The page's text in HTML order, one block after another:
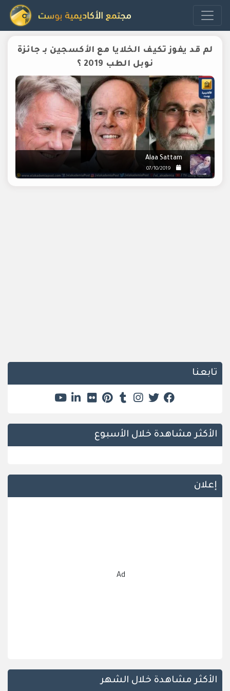
لم قد يفوز تكيف الخلايا مع الأكسجين بـ جائزة
نوبل الطب 2019 ؟
Alaa Sattam
07/10/2019
تابعنا
الأكثر مشاهدة خلال الأسبوع
إعلان
Ad
الأكثر مشاهدة خلال الشهر